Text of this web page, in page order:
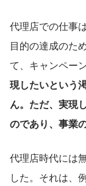
代理店での仕事
目的の達成のた
て、キャンペー
現したいという
ん。ただ、実現
のであり、事業
代理店時代には
した。それは、